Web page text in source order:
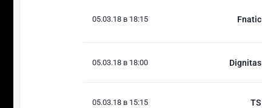
05.03.18 в 18:15 Fnatic
05.03.18 в 18:00 Dignitas
05.03.18 в 15:15 TS